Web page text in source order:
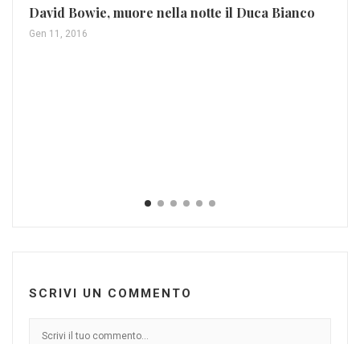
David Bowie, muore nella notte il Duca Bianco
Gen 11, 2016
SCRIVI UN COMMENTO